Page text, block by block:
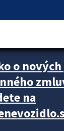
upútavok
o
na